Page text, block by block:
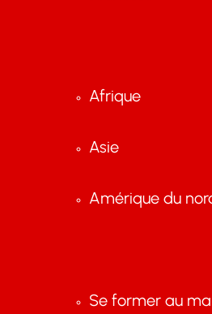
Afrique
Asie
Amérique du
Se former au